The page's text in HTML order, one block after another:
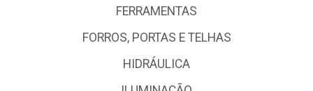
FERRAMENTAS
FORROS, PORTAS E TELHAS
HIDRÁULICA